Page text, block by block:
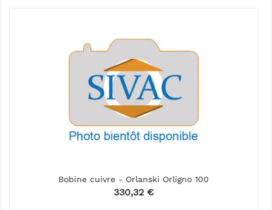
Bobine cuivre - Orlanski Orligno 100
Prix
330,32 €